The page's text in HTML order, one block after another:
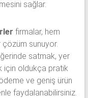
sağlar.
firmalar, hem
çözüm sunuyor.
satmak, yer
için oldukça pratik
ve geniş ürün
faydalanabilirsiniz.